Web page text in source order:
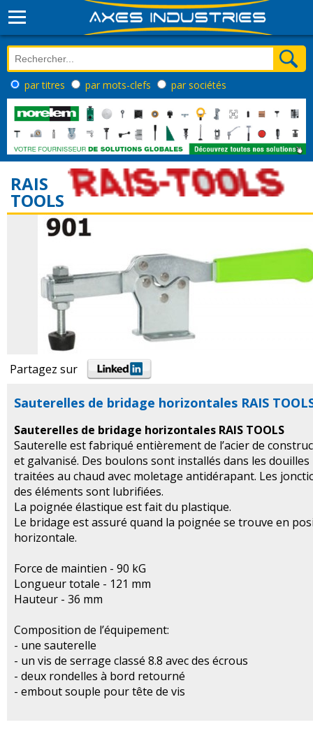
par titres par mots-clefs par sociétés
RAIS
TOOLS
Partagez sur
Sauterelles de bridage horizontales RAIS
Sauterelles de bridage horizontales RAIS TOOLS
Sauterelle est fabriqué entièrement de l’acier de
et galvanisé. Des boulons sont installés dans les douilles
traitées au chaud avec moletage antidérapant. Les
des éléments sont lubrifiées.
La poignée élastique est fait du plastique.
Le bridage est assuré quand la poignée se trouve en
horizontale.
Force de maintien - 90 kG
Longueur totale - 121 mm
Hauteur - 36 mm
Composition de l’équipement:
- une sauterelle
- un vis de serrage classé 8.8 avec des écrous
- deux rondelles à bord retourné
- embout souple pour tête de vis